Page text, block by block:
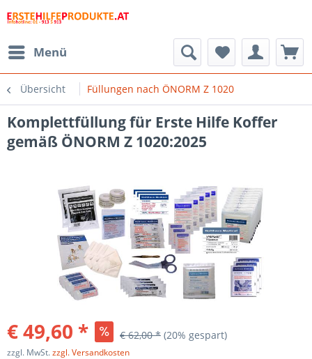
Menü
Übersicht Füllungen nach ÖNORM Z 1020
Komplettfüllung für Erste Hilfe Koffer
gemäß ÖNORM Z 1020:2025
€ 49,60 * € 62,00 * (20% gespart)
zzgl. MwSt.zzgl. Versandkosten